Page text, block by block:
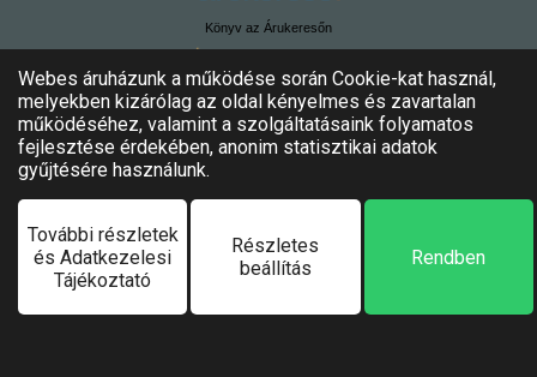
Könyv az Árukeresőn
Minden jog fenntartva!
Felhasználási feltételek